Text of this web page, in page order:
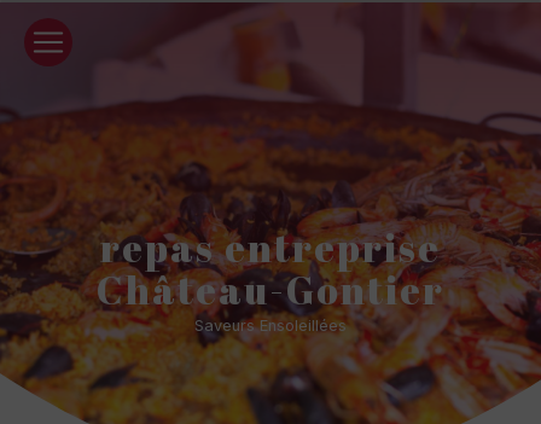
repas entreprise
Château-Gontier
Saveurs Ensoleillées
Panneau de gestion des cookies